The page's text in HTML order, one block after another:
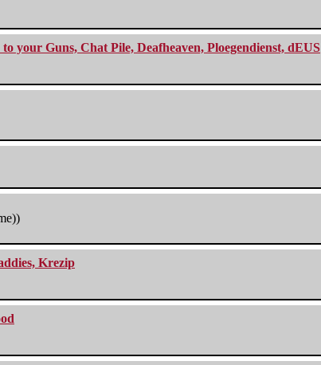
your Guns, Chat Pile, Deafheaven, Ploegendienst, dEUS
Krezip